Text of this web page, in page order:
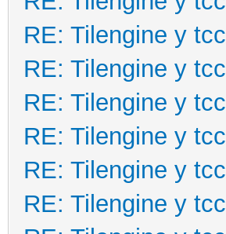
RE: Tilengine y tcc
RE: Tilengine y tcc
RE: Tilengine y tcc
RE: Tilengine y tcc
RE: Tilengine y tcc
RE: Tilengine y tcc